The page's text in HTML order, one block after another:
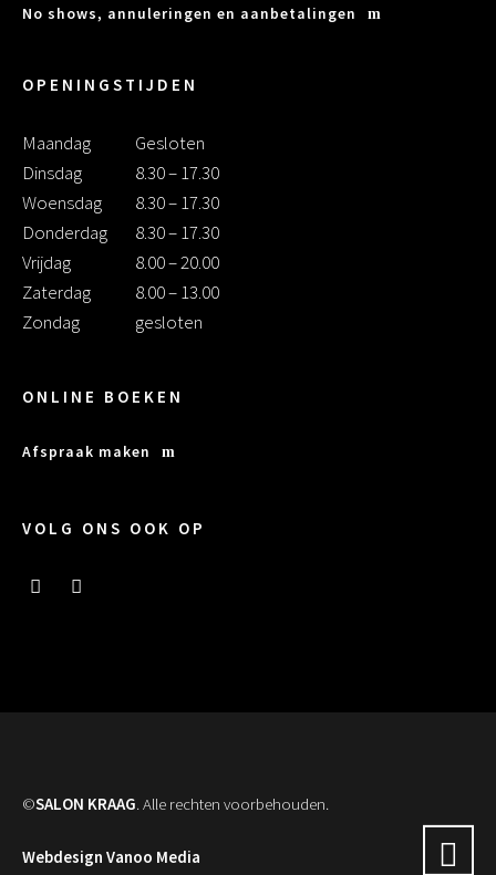
No shows, annuleringen en aanbetalingen
OPENINGSTIJDEN
Maandag
Gesloten
Dinsdag
8.30 – 17.30
Woensdag
8.30 – 17.30
Donderdag
8.30 – 17.30
Vrijdag
8.00 – 20.00
Zaterdag
8.00 – 13.00
Zondag
gesloten
ONLINE BOEKEN
Afspraak maken
VOLG ONS OOK OP
©SALON KRAAG. Alle rechten voorbehouden.
Webdesign Vanoo Media